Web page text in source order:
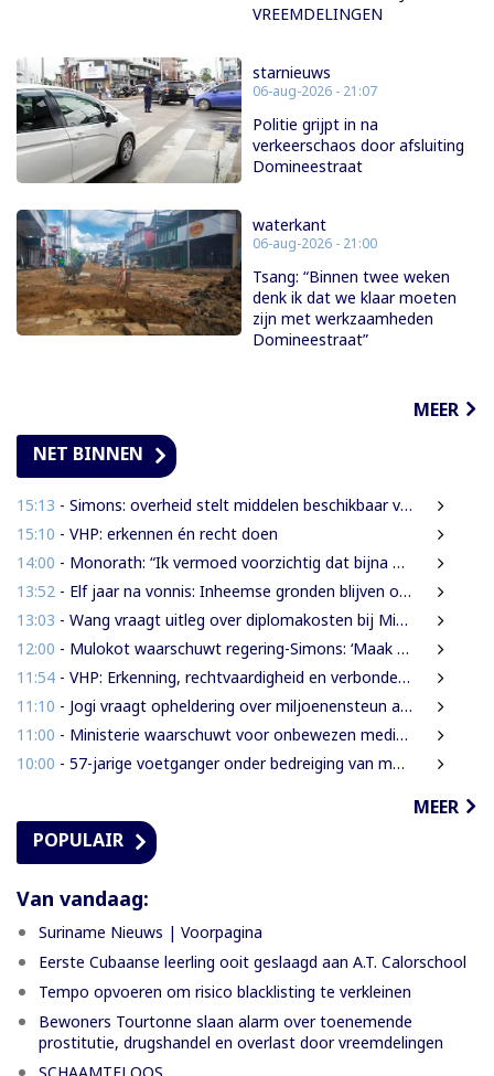
VREEMDELINGEN
starnieuws
06-aug-2026 - 21:07
Politie grijpt in na
verkeerschaos door afsluiting
Domineestraat
waterkant
06-aug-2026 - 21:00
Tsang: “Binnen twee weken
denk ik dat we klaar moeten
zijn met werkzaamheden
Domineestraat”
MEER
NET BINNEN
15:13 - Simons: overheid stelt middelen beschikbaar voor onderzoek na Heritage Month 2026
15:10 - VHP: erkennen én recht doen
14:00 - Monorath: “Ik vermoed voorzichtig dat bijna 30% personen in gevangenissen oplichters zijn”
13:52 - Elf jaar na vonnis: Inheemse gronden blijven onbeschermd in Suriname
13:03 - Wang vraagt uitleg over diplomakosten bij Miranda Lyceum
12:00 - Mulokot waarschuwt regering-Simons: ‘Maak van 5-kilometerwet geen uitstel van echte grondenrechten’
11:54 - VHP: Erkenning, rechtvaardigheid en verbondenheid op 9 augustus
11:10 - Jogi vraagt opheldering over miljoenensteun aan SLM en behaalde resultaten
11:00 - Ministerie waarschuwt voor onbewezen medische claims via sociale media
10:00 - 57-jarige voetganger onder bedreiging van mes beroofd van mobiele telefoon
MEER
POPULAIR
Van vandaag:
Suriname Nieuws | Voorpagina
Eerste Cubaanse leerling ooit geslaagd aan A.T. Calorschool
Tempo opvoeren om risico blacklisting te verkleinen
Bewoners Tourtonne slaan alarm over toenemende
prostitutie, drugshandel en overlast door vreemdelingen
SCHAAMTELOOS